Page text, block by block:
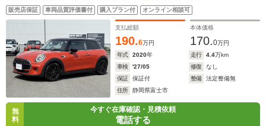
販売店保証 車両品質評価書付 購入プラン付 オンライン相談可
支払総額
190.6万円
本体価格
170.0万円
年式
2020年 走行 4.4万km
車検
'27/05 修復
なし
保証
保証付 整備
法定整備無
住所
静岡県富士市
無
料
今すぐ在庫確認・見積依頼
電話する